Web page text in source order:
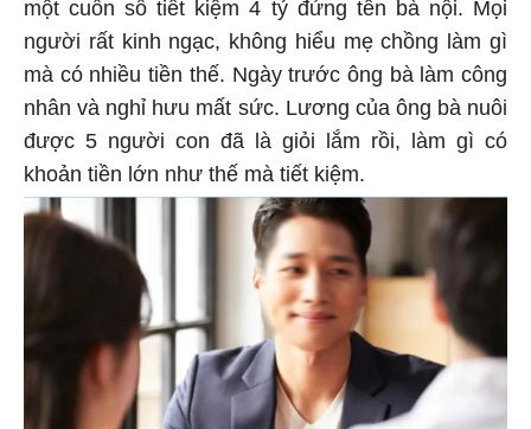
một cuốn sổ tiết kiệm 4 tỷ đứng tên bà nội. Mọi
người rất kinh ngạc, không hiểu mẹ chồng làm gì
mà có nhiều tiền thế. Ngày trước ông bà làm công
nhân và nghỉ hưu mất sức. Lương của ông bà nuôi
được 5 người con đã là giỏi lắm rồi, làm gì có
khoản tiền lớn như thế mà tiết kiệm.